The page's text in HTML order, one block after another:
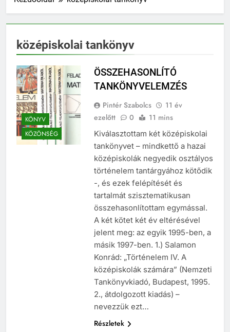
középiskolai tankönyv
KÖNYV
KÖZÖNSÉG
ÖSSZEHASONLÍTÓ
TANKÖNYVELEMZÉS
Pintér Szabolcs
11 év
ezelőtt
0 11 mins
Kiválasztottam két középiskolai
tankönyvet – mindkettő a hazai
középiskolák negyedik osztályos
történelem tantárgyához kötődik
-, és ezek felépítését és
tartalmát szisztematikusan
összehasonlítottam egymással.
A két kötet két év eltérésével
jelent meg: az egyik 1995-ben, a
másik 1997-ben. 1.) Salamon
Konrád: „Történelem IV. A
középiskolák számára” (Nemzeti
Tankönyvkiadó, Budapest, 1995.
2., átdolgozott kiadás) –
nevezzük ezt…
Részletek